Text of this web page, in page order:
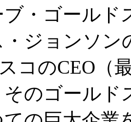
ブ・ゴールド
・ジョンソ
コのCEO（
そのゴール